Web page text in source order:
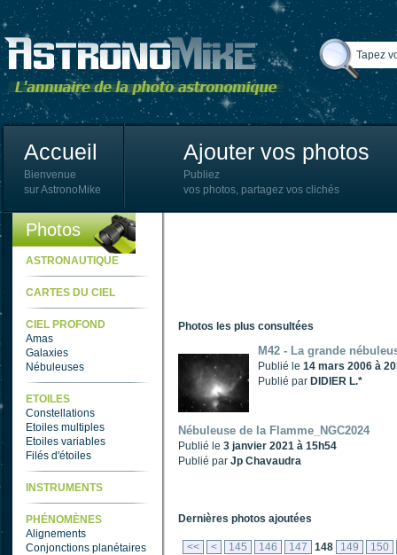
Accueil
Bienvenue
sur AstronoMike
Ajouter vos photos
Publiez
vos photos, partagez vos clichés
Photos
ASTRONAUTIQUE
CARTES DU CIEL
CIEL PROFOND
Amas
Galaxies
Nébuleuses
ETOILES
Constellations
Etoiles multiples
Etoiles variables
Filés d'étoiles
INSTRUMENTS
PHÉNOMÈNES
Alignements
Conjonctions planétaires
Photos les plus consultées
M42 - La grande
Publié le 14 mars 2006 à
Publié par DIDIER L.*
Nébuleuse de la Flamme_NGC2024
Publié le 3 janvier 2021 à 15h54
Publié par Jp Chavaudra
Dernières photos ajoutées
<< < 145 146 147 148 149 150